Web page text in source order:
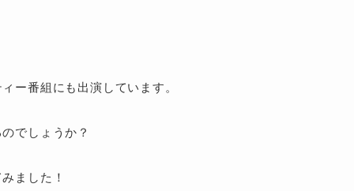
ー番組にも出演しています。
でしょうか？
ました！